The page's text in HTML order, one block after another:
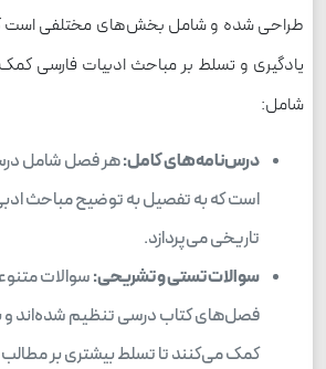
طراحی شده و شامل بخش‌های مختلفی است
یادگیری و تسلط بر مباحث ادبیات فارسی
شامل:
درس‌نامه‌های کامل:هر فصل شامل
است که به تفصیل به توضیح مباحث
تاریخی می‌پردازد.
سوالات تستی و تشریحی:سوالات
فصل‌های کتاب درسی تنظیم شده‌اند و
کمک می‌کنند تا تسلط بیشتری بر مطالب